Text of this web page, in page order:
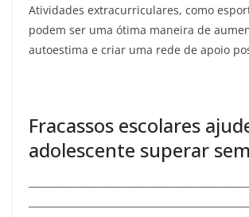
Atividades extracurriculares, como
podem ser uma ótima maneira de
autoestima e criar uma rede de apoio
Fracassos escolares
adolescente superar